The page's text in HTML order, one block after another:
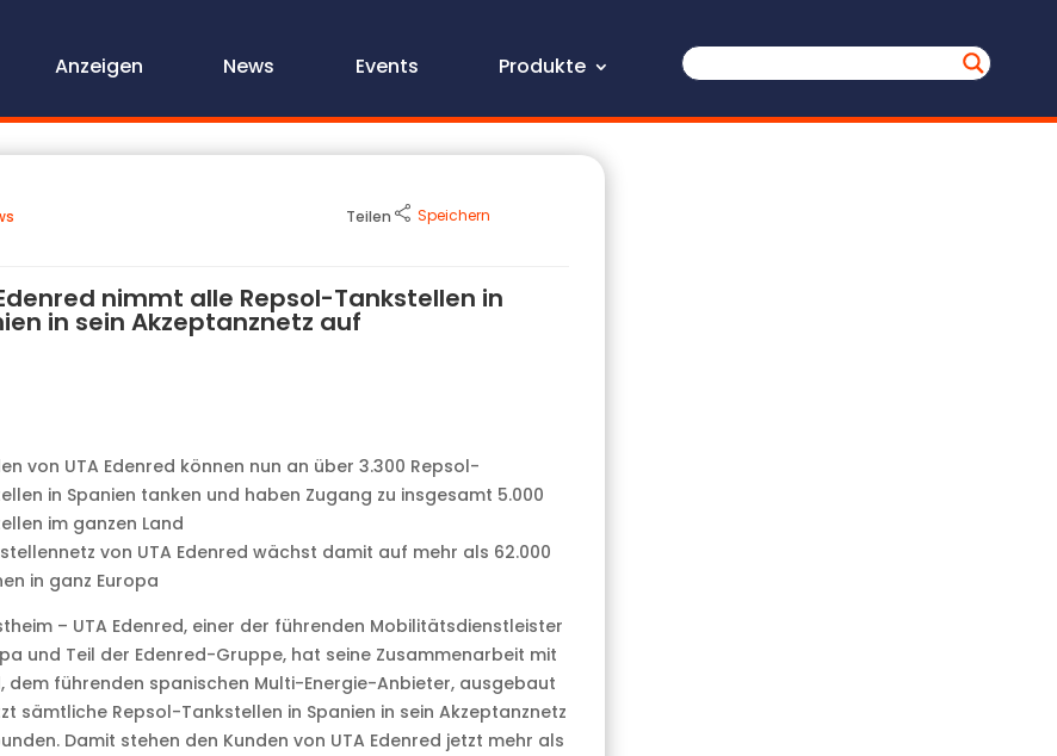
Anzeigen News Events Produkte
Teilen Speichern
nimmt alle Repsol-Tankstellen in
in sein Akzeptanznetz auf
von UTA Edenred können nun an über 3.300 Repsol-
in Spanien tanken und haben Zugang zu insgesamt 5.000
im ganzen Land
von UTA Edenred wächst damit auf mehr als 62.000
in ganz Europa
– UTA Edenred, einer der führenden Mobilitätsdienstleister
und Teil der Edenred-Gruppe, hat seine Zusammenarbeit mit
dem führenden spanischen Multi-Energie-Anbieter, ausgebaut
sämtliche Repsol-Tankstellen in Spanien in sein Akzeptanznetz
Damit stehen den Kunden von UTA Edenred jetzt mehr als